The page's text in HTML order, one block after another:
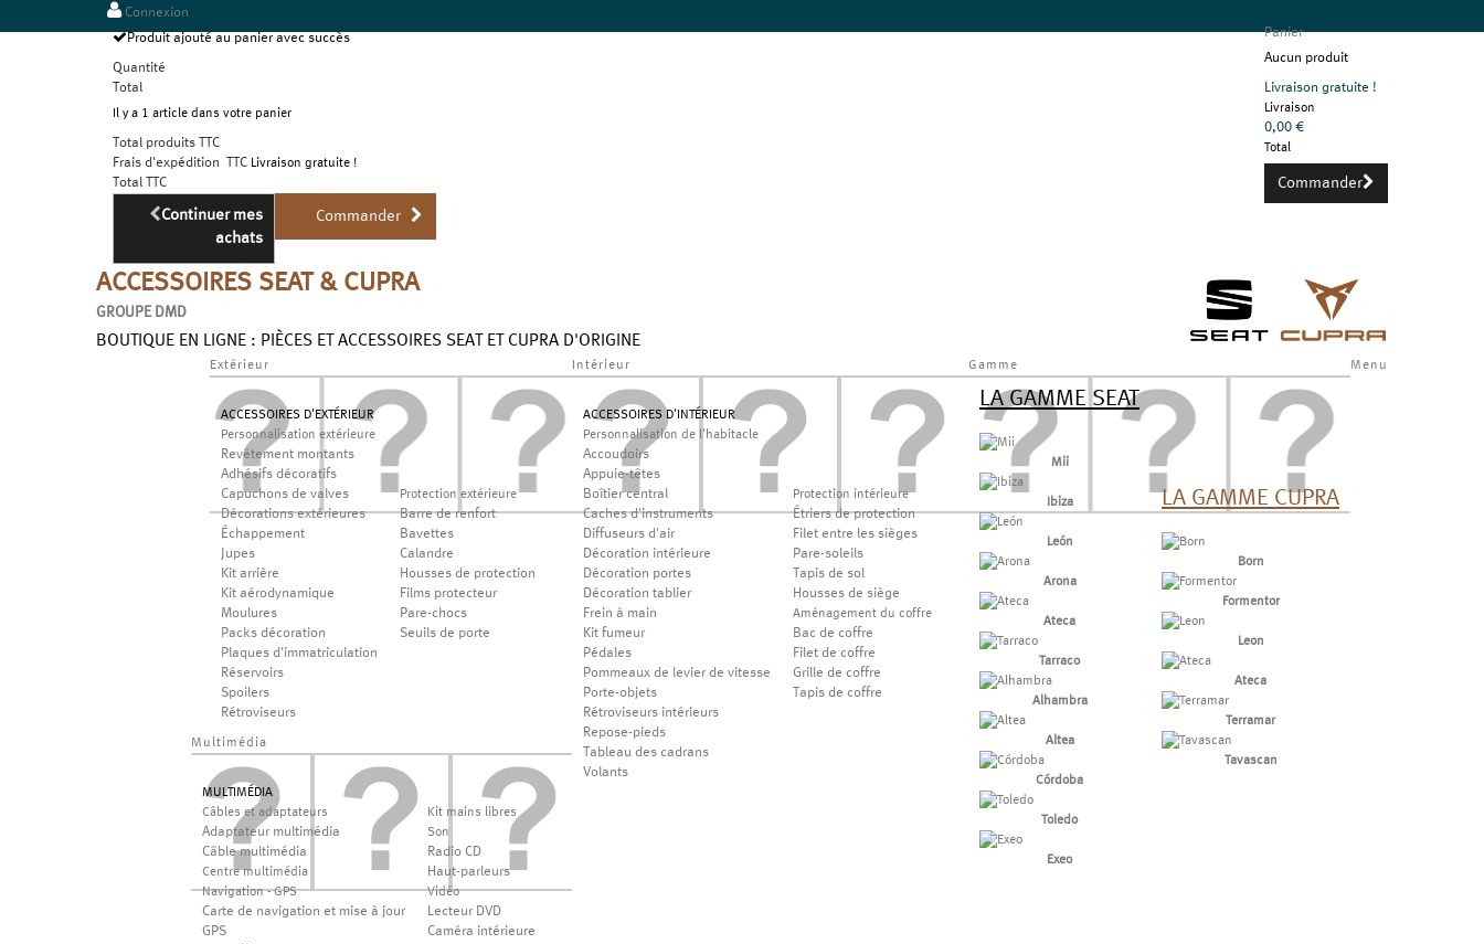
Connexion
Panier
Aucun produit
Livraison gratuite !
Livraison
0,00 €
Total
Commander
Produit ajouté au panier avec succès
Quantité
Total
Il y a 1 article dans votre panier
Total produits TTC
Frais d'expédition TTC Livraison gratuite !
Total TTC
Continuer mes
achats
Commander
ACCESSOIRES SEAT & CUPRA
GROUPE DMD
BOUTIQUE EN LIGNE : PIÈCES ET ACCESSOIRES SEAT ET CUPRA D'ORIGINE
Menu
Gamme
LA GAMME SEAT
Mii
Ibiza
León
Arona
Ateca
Tarraco
Alhambra
Altea
Córdoba
Toledo
Exeo
LA GAMME CUPRA
Born
Formentor
Leon
Ateca
Terramar
Tavascan
Intérieur
ACCESSOIRES D'INTÉRIEUR
Personnalisation de l'habitacle
Accoudoirs
Appuie-têtes
Boîtier central
Caches d'instruments
Diffuseurs d'air
Décoration intérieure
Décoration portes
Décoration tablier
Frein à main
Kit fumeur
Pédales
Pommeaux de levier de vitesse
Porte-objets
Rétroviseurs intérieurs
Repose-pieds
Tableau des cadrans
Volants
Protection intérieure
Étriers de protection
Filet entre les sièges
Pare-soleils
Tapis de sol
Housses de siège
Aménagement du coffre
Bac de coffre
Filet de coffre
Grille de coffre
Tapis de coffre
Extérieur
ACCESSOIRES D'EXTÉRIEUR
Personnalisation extérieure
Revêtement montants
Adhésifs décoratifs
Capuchons de valves
Décorations extérieures
Échappement
Jupes
Kit arrière
Kit aérodynamique
Moulures
Packs décoration
Plaques d'immatriculation
Réservoirs
Spoilers
Rétroviseurs
Protection extérieure
Barre de renfort
Bavettes
Calandre
Housses de protection
Films protecteur
Pare-chocs
Seuils de porte
Multimédia
MULTIMÉDIA
Câbles et adaptateurs
Adaptateur multimédia
Câble multimédia
Centre multimédia
Navigation - GPS
Carte de navigation et mise à jour
GPS
Kit mains libres
Son
Radio CD
Haut-parleurs
Vidéo
Lecteur DVD
Caméra intérieure